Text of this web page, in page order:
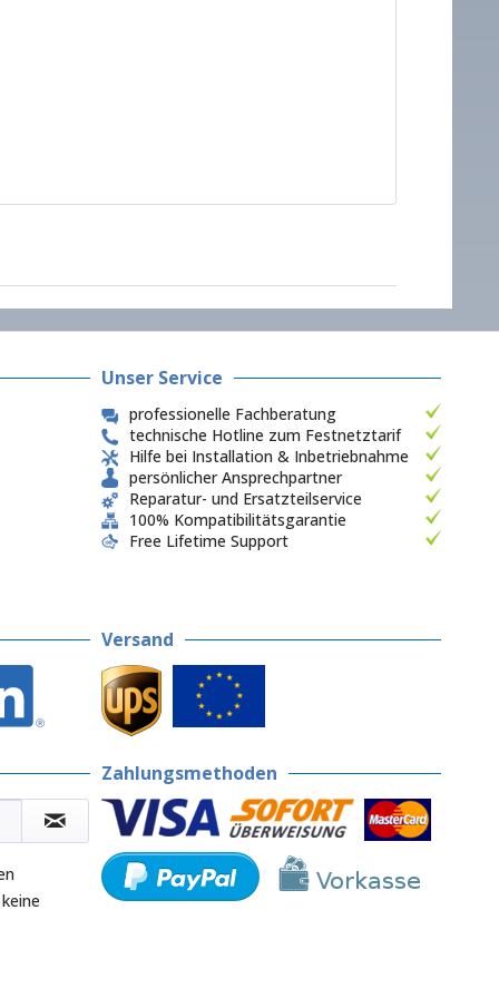
Unser Service
professionelle Fachberatung
technische Hotline zum Festnetztarif
Hilfe bei Installation & Inbetriebnahme
persönlicher Ansprechpartner
Reparatur- und Ersatzteilservice
100% Kompatibilitätsgarantie
Free Lifetime Support
Versand
Zahlungsmethoden